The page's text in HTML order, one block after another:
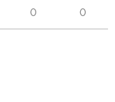
0 0